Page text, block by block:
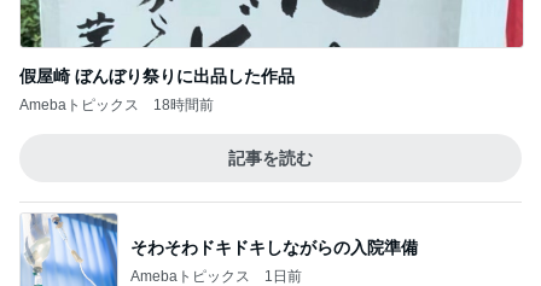
假屋崎 ぼんぼり祭りに出品した作品
Amebaトピックス 18時間前
記事を読む
そわそわドキドキしながらの入院準備
Amebaトピックス 1日前